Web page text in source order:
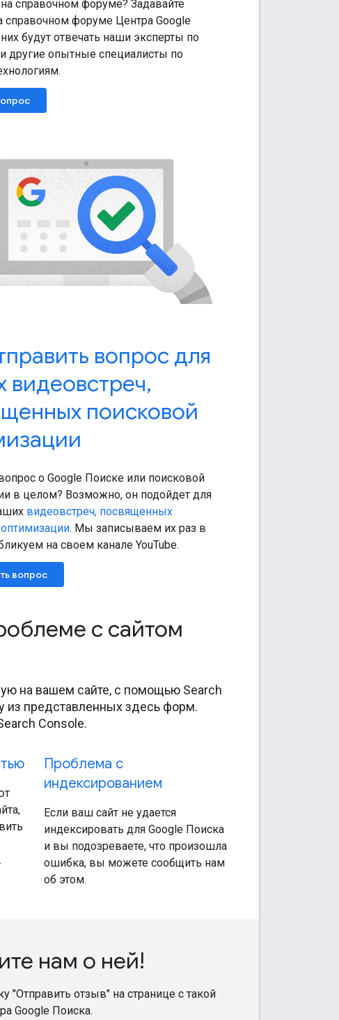
справочном форуме? Задавайте
справочном форуме Центра Google
будут отвечать наши эксперты по
другие опытные специалисты по
вопрос для
видеовстреч,
поисковой
о Google Поиске или поисковой
в целом? Возможно, он подойдет для
видеовстреч, посвященных
. Мы записываем их раз в
на своем канале YouTube.
вопрос
с сайтом
на вашем сайте, с помощью Search
из представленных здесь форм.
Console.
Проблема с
индексированием
Если ваш сайт не удается
индексировать для Google Поиска
и вы подозреваете, что произошла
ошибка, вы можете сообщить нам
об этом.
нам о ней!
отзыв" на странице с такой
Google Поиска.